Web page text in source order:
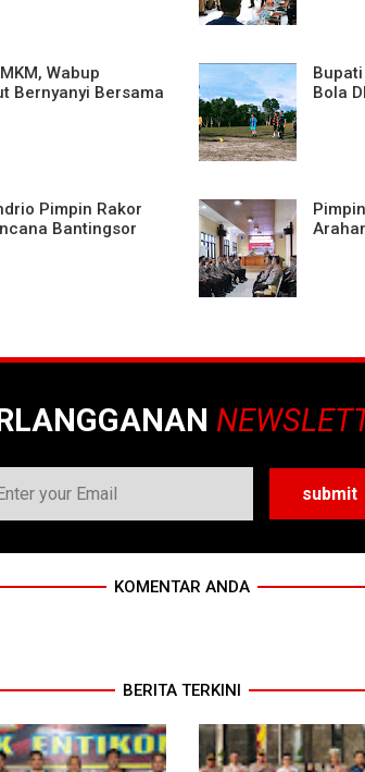
Wabup
Bernyanyi Bersama
Bola
Pimpin Rakor
Bantingsor
KOMENTAR ANDA
BERITA TERKINI